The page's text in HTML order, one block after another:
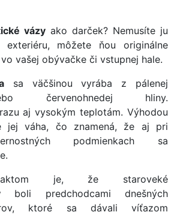
vázy ako darček? Nemusíte ju
exteriéru, môžete ňou originálne
vašej obývačke či vstupnej hale.
sa väčšinou vyrába z pálenej
červenohnedej hliny.
aj vysokým teplotám. Výhodou
jej váha, čo znamená, že aj pri
podmienkach sa
faktom je, že staroveké
boli predchodcami dnešných
ktoré sa dávali víťazom